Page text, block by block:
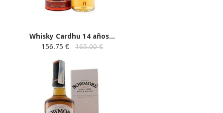
Whisky Cardhu 14 años...
156.75 €
165.00 €